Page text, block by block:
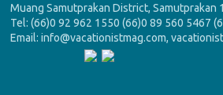
Muang Samutprakan District, Samutprakan
Tel: (66)0 92 962 1550 (66)0 89 560 5467
Email: info@vacationistmag.com,